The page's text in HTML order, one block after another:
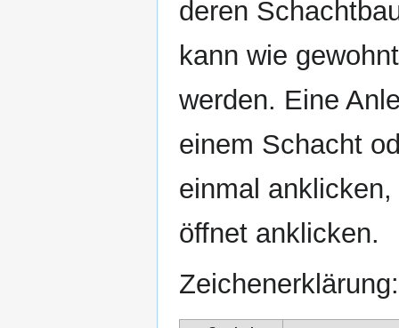
deren
kann wie
werden. Eine
einem Schacht
einmal
öffnet anklicken.
Zeichenerklärung: